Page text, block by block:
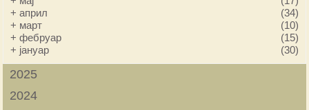
+април
(34)
+ март
(10)
+фебруар
(15)
+ јануар (30)
2025
2024